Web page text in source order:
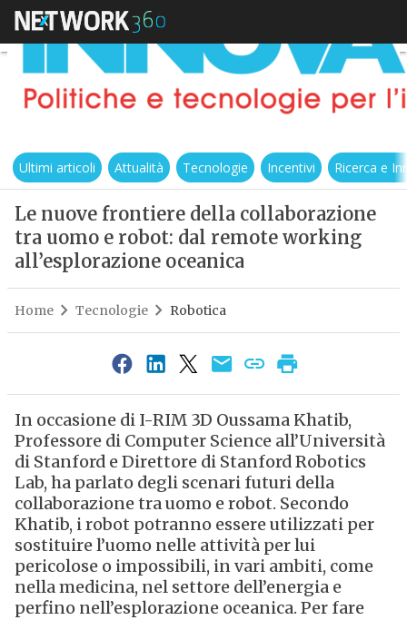
Ultimi articoli Attualità Tecnologie Incentivi Ricerca e
Le nuove frontiere della collaborazione
tra uomo e robot: dal remote working
all’esplorazione oceanica
Home Tecnologie Robotica
In occasione di I-RIM 3D Oussama Khatib,
Professore di Computer Science all’Università
di Stanford e Direttore di Stanford Robotics
Lab, ha parlato degli scenari futuri della
collaborazione tra uomo e robot. Secondo
Khatib, i robot potranno essere utilizzati per
sostituire l’uomo nelle attività per lui
pericolose o impossibili, in vari ambiti, come
nella medicina, nel settore dell’energia e
perfino nell’esplorazione oceanica. Per fare